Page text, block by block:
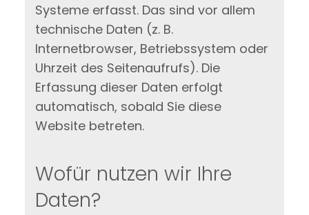
Systeme erfasst. Das sind vor allem
technische Daten (z. B.
Internetbrowser, Betriebssystem oder
Uhrzeit des Seitenaufrufs). Die
Erfassung dieser Daten erfolgt
automatisch, sobald Sie diese
Website betreten.
Wofür nutzen wir Ihre
Daten?